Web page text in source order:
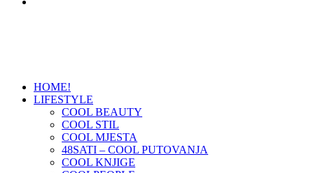
HOME!
LIFESTYLE
COOL BEAUTY
COOL STIL
COOL MJESTA
48SATI – COOL PUTOVANJA
COOL KNJIGE